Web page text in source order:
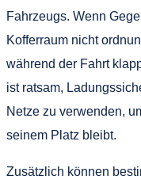
Fahrzeugs. Wenn
Kofferraum nicht
während der Fahrt
ist ratsam,
Netze zu verwenden,
seinem Platz bleibt.
Zusätzlich können